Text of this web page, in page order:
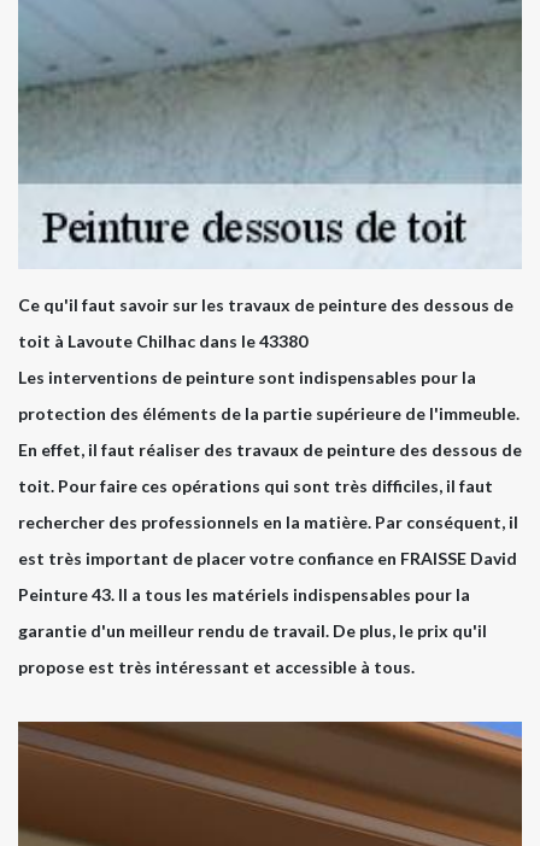
Ce qu'il faut savoir sur les travaux de peinture des dessous de
toit à Lavoute Chilhac dans le 43380
Les interventions de peinture sont indispensables pour la
protection des éléments de la partie supérieure de l'immeuble.
En effet, il faut réaliser des travaux de peinture des dessous de
toit. Pour faire ces opérations qui sont très difficiles, il faut
rechercher des professionnels en la matière. Par conséquent, il
est très important de placer votre confiance en FRAISSE David
Peinture 43. Il a tous les matériels indispensables pour la
garantie d'un meilleur rendu de travail. De plus, le prix qu'il
propose est très intéressant et accessible à tous.